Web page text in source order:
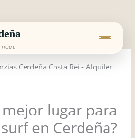
mejor lugar para
en Cerdeña?